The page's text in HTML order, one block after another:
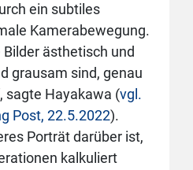
ein subtiles
Kamerabewegung.
Bilder ästhetisch und
grausam sind, genau
sagte Hayakawa (vgl.
Post, 22.5.2022).
Porträt darüber ist,
kalkuliert